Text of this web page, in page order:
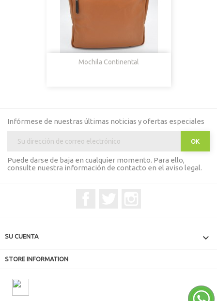
Mochila Continental
Infórmese de nuestras últimas noticias y ofertas especiales
Puede darse de baja en cualquier momento. Para ello,
consulte nuestra información de contacto en el aviso legal.
SU CUENTA 
STORE INFORMATION